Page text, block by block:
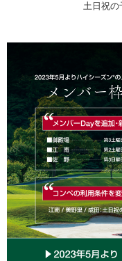
土日祝の